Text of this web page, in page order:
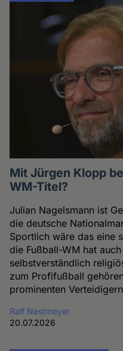
Mit Jürgen Klopp
WM-Titel?
Julian Nagelsmann ist
die deutsche
Sportlich wäre das eine
die Fußball-WM hat
selbstverständlich
zum Profifußball
prominenten
Ralf Nestmeyer
20.07.2026